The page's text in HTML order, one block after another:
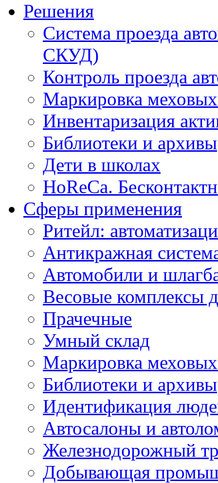
Решения
Система проезда
СКУД)
Контроль проезда
Маркировка
Инвентаризация
Библиотеки и архивы
Дети в школах
HoReCa.
Сферы применения
Ритейл:
Антикражная
Автомобили и
Весовые комплексы
Прачечные
Умный склад
Маркировка
Библиотеки и архивы
Идентификация
Автосалоны и
Железнодорожный
Добывающая